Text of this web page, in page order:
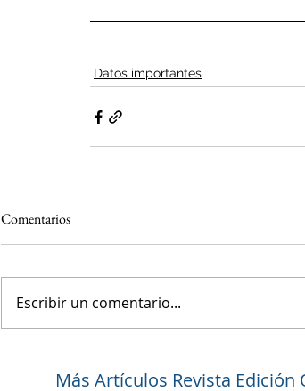
Datos importantes
Comentarios
Escribir un comentario...
Más Artículos Revista Edición